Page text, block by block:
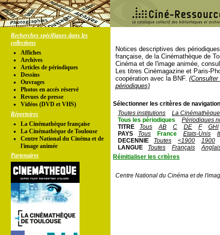
Recherches spécifiques dans les
collections
Affiches
Archives
Articles de périodiques
Dessins
Ouvrages
Photos en accés réservé
Revues de presse
Vidéos (DVD et VHS)
Répertoires
La Cinémathèque française
La Cinémathèque de Toulouse
Centre National du Cinéma et de
l'image animée
Partenaires
Notices descriptives des
française, de la Cinémathèque de
Cinéma et de l'image animée,
Les titres Cinémagazine et Paris-
coopération avec la BNF.
périodiques)
Sélectionner les critères de
Toutes institutions
La
Tous les périodiques
Périodiques
TITRE
Tous AB C DE F
GHI
PAYS
Tous France Etats-Unis
DECENNIE
Toutes <1900
1900
LANGUE
Toutes Français
Réinitialiser les critères
Centre National du Cinéma et de